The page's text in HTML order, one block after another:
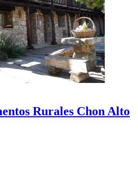
Rurales Chon Alto